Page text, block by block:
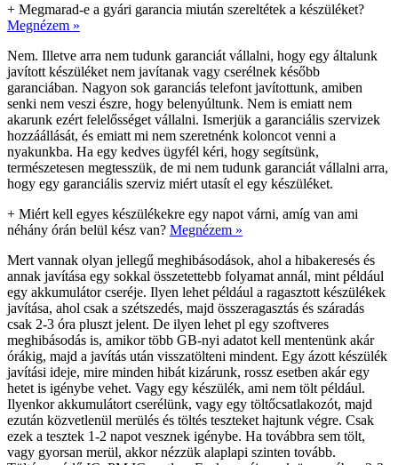
+ Megmarad-e a gyári garancia miután szereltétek a készüléket?
Megnézem »
Nem. Illetve arra nem tudunk garanciát vállalni, hogy egy általunk
javított készüléket nem javítanak vagy cserélnek később
garanciában. Nagyon sok garanciás telefont javítottunk, amiben
senki nem veszi észre, hogy belenyúltunk. Nem is emiatt nem
akarunk ezért felelősséget vállalni. Ismerjük a garanciális szervizek
hozzáállását, és emiatt mi nem szeretnénk koloncot venni a
nyakunkba. Ha egy kedves ügyfél kéri, hogy segítsünk,
természetesen megtesszük, de mi nem tudunk garanciát vállalni arra,
hogy egy garanciális szerviz miért utasít el egy készüléket.
+ Miért kell egyes készülékekre egy napot várni, amíg van ami
néhány órán belül kész van? Megnézem »
Mert vannak olyan jellegű meghibásodások, ahol a hibakeresés és
annak javítása egy sokkal összetettebb folyamat annál, mint például
egy akkumulátor cseréje. Ilyen lehet például a ragasztott készülékek
javítása, ahol csak a szétszedés, majd összeragasztás és száradás
csak 2-3 óra pluszt jelent. De ilyen lehet pl egy szoftveres
meghibásodás is, amikor több GB-nyi adatot kell mentenünk akár
órákig, majd a javítás után visszatölteni mindent. Egy ázott készülék
javítási ideje, mire minden hibát kizárunk, rossz esetben akár egy
hetet is igénybe vehet. Vagy egy készülék, ami nem tölt például.
Ilyenkor akkumulátort cserélünk, vagy egy töltőcsatlakozót, majd
ezután közvetlenül merülés és töltés teszteket hajtunk végre. Csak
ezek a tesztek 1-2 napot vesznek igénybe. Ha továbbra sem tölt,
vagy gyorsan merül, akkor nézzük alaplapi szinten tovább.